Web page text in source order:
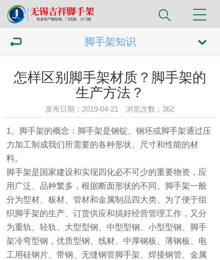
脚手架知识
怎样区别脚手架材质？脚手架的
生产方法？
发布日期：2019-04-21 浏览次数：362
1、 脚手架的概念：脚手架是钢锭、钢坯或脚手架通过压
力加工制成我们所需要的各种形状、尺寸和性能的材
料。
脚手架是国家建设和实现四化必不可少的重要物资，应
用广泛、品种繁多，根据断面形状的不同、脚手架一般
分为型材、板材、管材和金属制品四大类、为了便于组
织脚手架的生产、订货供应和搞好经营管理工作，又分
为重轨、轻轨、大型型钢、中型型钢、小型型钢、脚手
架冷弯型钢，优质型钢、线材、中厚钢板、薄钢板、电
工用硅钢片、带钢、无缝钢管脚手架、焊接钢管、金属